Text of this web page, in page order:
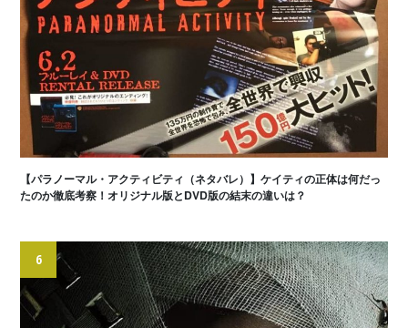
【パラノーマル・アクティビティ（ネタバレ）】ケイティの正体は何だっ
たのか徹底考察！オリジナル版とDVD版の結末の違いは？
6